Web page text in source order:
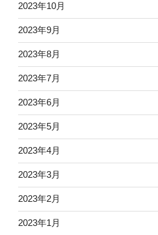
2023年10月
2023年9月
2023年8月
2023年7月
2023年6月
2023年5月
2023年4月
2023年3月
2023年2月
2023年1月